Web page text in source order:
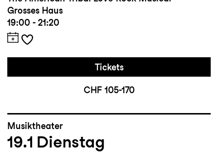
Grosses Haus
19:00 - 21:20
Tickets
CHF 105-170
Musiktheater
19.1 Dienstag